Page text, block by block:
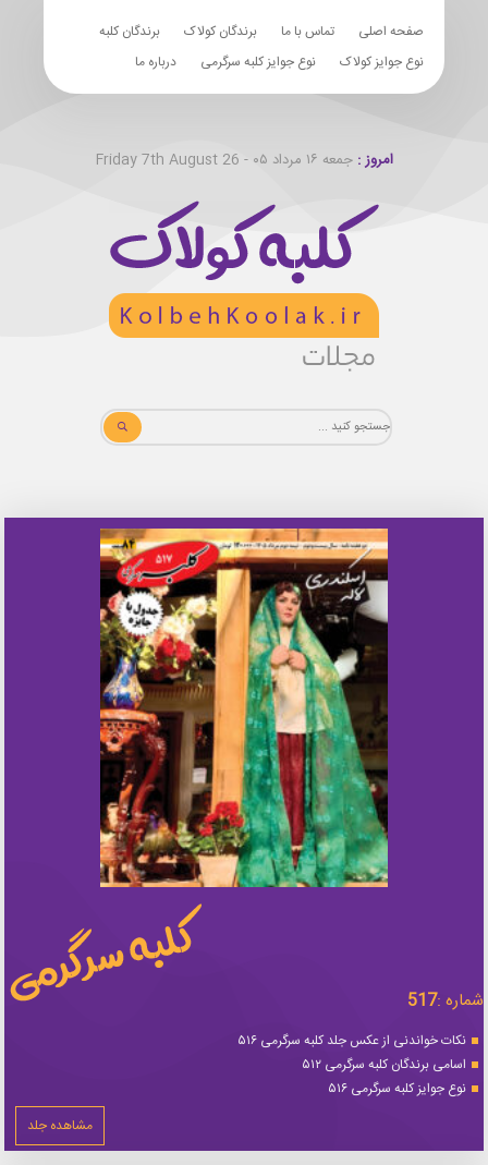
صفحه اصلی تماس با ما برندگان کولاک
برندگان کلبه
نوع جوایز کولاک
نوع جوایز کلبه سرگرمی درباره ما
امروز :جمعه ۱۶ مرداد ۰۵ - Friday 7th August 26
شماره :517
نکات خواندنی از عکس جلد کلبه سرگرمی ۵۱۶
اسامی برندگان کلبه سرگرمی ۵۱۲
نوع جوایز کلبه سرگرمی ۵۱۶
مشاهده جلد